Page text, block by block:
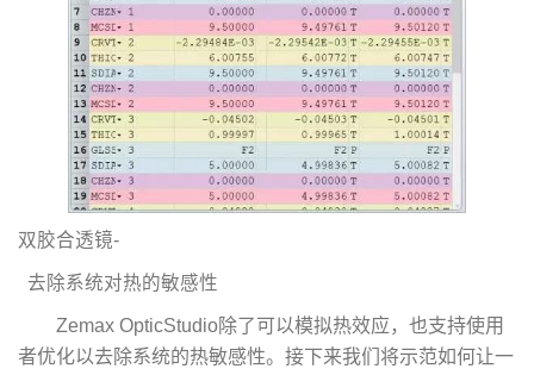
双胶合透镜-
去除系统对热的敏感性
Zemax OpticStudio除了可以模拟热效应，也支持使用
者优化以去除系统的热敏感性。接下来我们将示范如何让一